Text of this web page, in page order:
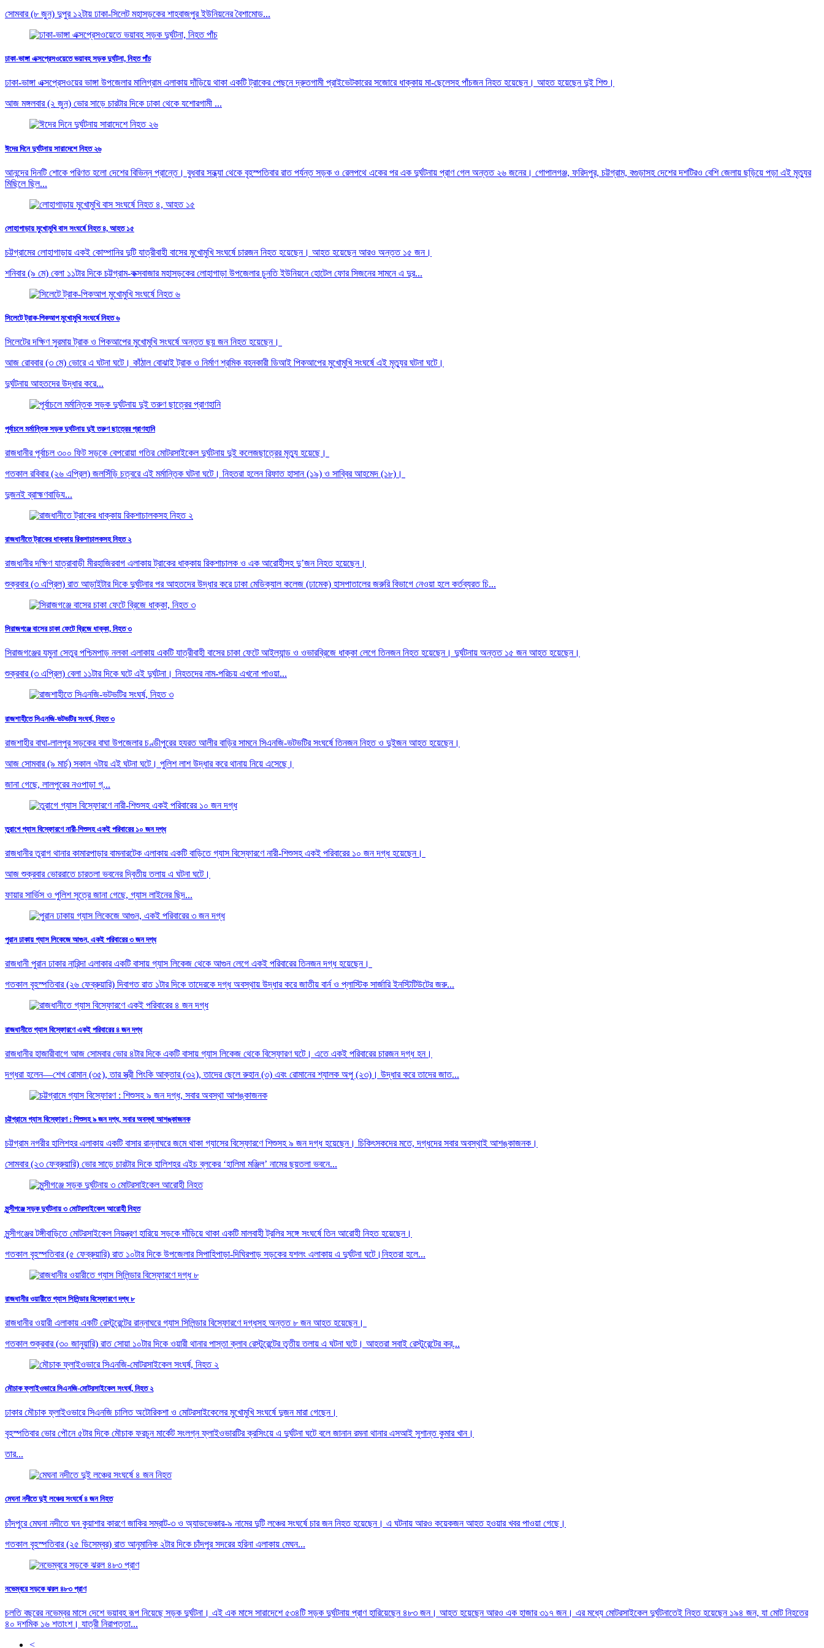
সোমবার (৮ জুন) দুপুর ১২টায় ঢাকা-সিলেট মহাসড়কের শাহবাজপুর ইউনিয়নের বৈশামোড...
ঢাকা-ভাঙ্গা এক্সপ্রেসওয়েতে ভয়াবহ সড়ক দুর্ঘটনা, নিহত পাঁচ
ঢাকা-ভাঙ্গা এক্সপ্রেসওয়ের ভাঙ্গা উপজেলার মালিগ্রাম এলাকায় দাঁড়িয়ে থাকা একটি ট্রাকের পেছনে দ্রুতগামী প্রাইভেটকারের সজোরে ধাক্কায় মা-ছেলেসহ পাঁচজন নিহত হয়েছেন। আহত হয়েছেন দুই শিশু।
আজ মঙ্গলবার (২ জুন) ভোর সাড়ে চারটার দিকে ঢাকা থেকে যশোরগামী ...
ঈদের দিনে দুর্ঘটনায় সারাদেশে নিহত ২৬
আনন্দের দিনটি শোকে পরিণত হলো দেশের বিভিন্ন প্রান্তে। বুধবার সন্ধ্যা থেকে বৃহস্পতিবার রাত পর্যন্ত সড়ক ও রেলপথে একের পর এক দুর্ঘটনায় প্রাণ গেল অন্তত ২৬ জনের। গোপালগঞ্জ, ফরিদপুর, চট্টগ্রাম, বগুড়াসহ দেশের দশটিরও বেশি জেলায় ছড়িয়ে পড়া এই মৃত্যুর
মিছিলে ছিল...
লোহাগাড়ায় মুখোমুখি বাস সংঘর্ষে নিহত ৪, আহত ১৫
চট্টগ্রামের লোহাগাড়ায় একই কোম্পানির দুটি যাত্রীবাহী বাসের মুখোমুখি সংঘর্ষে চারজন নিহত হয়েছেন। আহত হয়েছেন আরও অন্তত ১৫ জন।
শনিবার (৯ মে) বেলা ১১টার দিকে চট্টগ্রাম-কক্সবাজার মহাসড়কের লোহাগাড়া উপজেলার চুনতি ইউনিয়নে হোটেল ফোর সিজনের সামনে এ দুর...
সিলেটে ট্রাক-পিকআপ মুখোমুখি সংঘর্ষে নিহত ৬
সিলেটের দক্ষিণ সুরমায় ট্রাক ও পিকআপের মুখোমুখি সংঘর্ষে অন্তত ছয় জন নিহত হয়েছেন।
আজ রোববার (৩ মে) ভোরে এ ঘটনা ঘটে। কাঁঠাল বোঝাই ট্রাক ও নির্মাণ শ্রমিক বহনকারী ডিআই পিকআপের মুখোমুখি সংঘর্ষে এই মৃত্যুর ঘটনা ঘটে।
দুর্ঘটনায় আহতদের উদ্ধার করে...
পূর্বাচলে মর্মান্তিক সড়ক দুর্ঘটনায় দুই তরুণ ছাত্রের প্রাণহানি
রাজধানীর পূর্বাচল ৩০০ ফিট সড়কে বেপরোয়া গতির মোটরসাইকেল দুর্ঘটনায় দুই কলেজছাত্রের মৃত্যু হয়েছে।
গতকাল রবিবার (২৬ এপ্রিল) জলসিঁড়ি চত্বরে এই মর্মান্তিক ঘটনা ঘটে। নিহতরা হলেন রিফাত হাসান (১৯) ও সাব্বির আহমেদ (১৮)।
দুজনই ব্রাহ্মণবাড়িয...
রাজধানীতে ট্রাকের ধাক্কায় রিকশাচালকসহ নিহত ২
রাজধানীর দক্ষিণ যাত্রাবাড়ী মীরহাজিরবাগ এলাকায় ট্রাকের ধাক্কায় রিকশাচালক ও এক আরোহীসহ দু’জন নিহত হয়েছেন।
শুক্রবার (৩ এপ্রিল) রাত আড়াইটার দিকে দুর্ঘটনার পর আহতদের উদ্ধার করে ঢাকা মেডিক্যাল কলেজ (ঢামেক) হাসপাতালের জরুরি বিভাগে নেওয়া হলে কর্তব্যরত চি...
সিরাজগঞ্জে বাসের চাকা ফেটে ব্রিজে ধাক্কা, নিহত ৩
সিরাজগঞ্জের যমুনা সেতুর পশ্চিমপাড় নলকা এলাকায় একটি যাত্রীবাহী বাসের চাকা ফেটে আইল্যান্ড ও ওভারব্রিজে ধাক্কা লেগে তিনজন নিহত হয়েছেন। দুর্ঘটনায় অন্তত ১৫ জন আহত হয়েছেন।
শুক্রবার (৩ এপ্রিল) বেলা ১১টার দিকে ঘটে এই দুর্ঘটনা। নিহতদের নাম-পরিচয় এখনো পাওয়া...
রাজশাহীতে সিএনজি-ভটভটির সংঘর্ষ, নিহত ৩
রাজশাহীর বাঘা-লালপুর সড়কের বাঘা উপজেলার চণ্ডীপুরের হযরত আলীর বাড়ির সামনে সিএনজি-ভটভটির সংঘর্ষে তিনজন নিহত ও দুইজন আহত হয়েছেন।
আজ সোমবার (৯ মার্চ) সকাল ৭টায় এই ঘটনা ঘটে। পুলিশ লাশ উদ্ধার করে থানায় নিয়ে এসেছে।
জানা গেছে, লালপুরের নওপাড়া গ্...
তুরাগে গ্যাস বিস্ফোরণে নারী-শিশুসহ একই পরিবারের ১০ জন দগ্ধ
রাজধানীর তুরাগ থানার কামারপাড়ার বামনারটেক এলাকায় একটি বাড়িতে গ্যাস বিস্ফোরণে নারী-শিশুসহ একই পরিবারের ১০ জন দগ্ধ হয়েছেন।
আজ শুক্রবার ভোররাতে চারতলা ভবনের দ্বিতীয় তলায় এ ঘটনা ঘটে।
ফায়ার সার্ভিস ও পুলিশ সূত্রে জানা গেছে, গ্যাস লাইনের ছিদ...
পুরান ঢাকায় গ্যাস লিকেজে আগুন, একই পরিবারের ৩ জন দগ্ধ
রাজধানী পুরান ঢাকার নারিন্দা এলাকার একটি বাসায় গ্যাস লিকেজ থেকে আগুন লেগে একই পরিবারের তিনজন দগ্ধ হয়েছেন।
গতকাল বৃহস্পতিবার (২৬ ফেব্রুয়ারি) দিবাগত রাত ১টার দিকে তাদেরকে দগ্ধ অবস্থায় উদ্ধার করে জাতীয় বার্ন ও প্লাস্টিক সার্জারি ইনস্টিটিউটের জরু...
রাজধানীতে গ্যাস বিস্ফোরণে একই পরিবারের ৪ জন দগ্ধ
রাজধানীর হাজারীবাগে আজ সোমবার ভোর ৪টার দিকে একটি বাসায় গ্যাস লিকেজ থেকে বিস্ফোরণ ঘটে। এতে একই পরিবারের চারজন দগ্ধ হন।
দগ্ধরা হলেন—শেখ রোমান (৩৫), তার স্ত্রী পিংকি আক্তার (৩২), তাদের ছেলে রুহান (৩) এবং রোমানের শ্যালক অপু (২৩)। উদ্ধার করে তাদের জাত...
চট্টগ্রামে গ্যাস বিস্ফোরণ : শিশুসহ ৯ জন দগ্ধ, সবার অবস্থা আশঙ্কাজনক
চট্টগ্রাম নগরীর হালিশহর এলাকায় একটি বাসার রান্নাঘরে জমে থাকা গ্যাসের বিস্ফোরণে শিশুসহ ৯ জন দগ্ধ হয়েছেন। চিকিৎসকদের মতে, দগ্ধদের সবার অবস্থাই আশঙ্কাজনক।
সোমবার (২৩ ফেব্রুয়ারি) ভোর সাড়ে চারটার দিকে হালিশহর এইচ ব্লকের ‘হালিমা মঞ্জিল’ নামের ছয়তলা ভবনে...
মুন্সীগঞ্জে সড়ক দুর্ঘটনায় ৩ মোটরসাইকেল আরোহী নিহত
মুন্সীগঞ্জের টঙ্গীবাড়িতে মোটরসাইকেল নিয়ন্ত্রণ হারিয়ে সড়কে দাঁড়িয়ে থাকা একটি মালবাহী ট্রলির সঙ্গে সংঘর্ষে তিন আরোহী নিহত হয়েছেন।
গতকাল বৃহস্পতিবার (৫ ফেব্রুয়ারি) রাত ১০টার দিকে উপজেলার সিপাহিপাড়া-দিঘিরপাড় সড়কের যশলং এলাকায় এ দুর্ঘটনা ঘটে।নিহতরা হলে...
রাজধানীর ওয়ারীতে গ্যাস সিলিন্ডার বিস্ফোরণে দগ্ধ ৮
রাজধানীর ওয়ারী এলাকায় একটি রেস্টুরেন্টের রান্নাঘরে গ্যাস সিলিন্ডার বিস্ফোরণে দগ্ধসহ অন্তত ৮ জন আহত হয়েছেন।
গতকাল শুক্রবার (৩০ জানুয়ারি) রাত সোয়া ১০টার দিকে ওয়ারী থানার পাস্তা ক্লাব রেস্টুরেন্টের তৃতীয় তলায় এ ঘটনা ঘটে। আহতরা সবাই রেস্টুরেন্টের কর্...
মৌচাক ফ্লাইওভারে সিএনজি-মোটরসাইকেল সংঘর্ষ, নিহত ২
ঢাকার মৌচাক ফ্লাইওভারে সিএনজি চালিত অটোরিকশা ও মোটরসাইকেলের মুখোমুখি সংঘর্ষে দুজন মারা গেছেন।
বৃহস্পতিবার ভোর পৌনে ৫টার দিকে মৌচাক ফরচুন মার্কেট সংলগ্ন ফ্লাইওভারটির ক্রসিংয়ে এ দুর্ঘটনা ঘটে বলে জানান রমনা থানার এসআই সুশান্ত কুমার খান।
তার...
মেঘনা নদীতে দুই লঞ্চের সংঘর্ষে ৪ জন নিহত
চাঁদপুরে মেঘনা নদীতে ঘন কুয়াশার কারণে জাকির সম্রাট-৩ ও অ্যাডভেঞ্চার-৯ নামের দুটি লঞ্চের সংঘর্ষে চার জন নিহত হয়েছেন। এ ঘটনায় আরও কয়েকজন আহত হওয়ার খবর পাওয়া গেছে।
গতকাল বৃহস্পতিবার (২৫ ডিসেম্বর) রাত আনুমানিক ২টার দিকে চাঁদপুর সদরের হরিনা এলাকায় মেঘন...
নভেম্বরে সড়কে ঝরল ৪৮৩ প্রাণ
চলতি বছরের নভেম্বর মাসে দেশে ভয়াবহ রূপ নিয়েছে সড়ক দুর্ঘটনা। এই এক মাসে সারাদেশে ৫৩৪টি সড়ক দুর্ঘটনায় প্রাণ হারিয়েছেন ৪৮৩ জন। আহত হয়েছেন আরও এক হাজার ৩১৭ জন। এর মধ্যে মোটরসাইকেল দুর্ঘটনাতেই নিহত হয়েছেন ১৯৪ জন, যা মোট নিহতের
৪০ দশমিক ১৬ শতাংশ। যাত্রী নিরাপত্তা...
<